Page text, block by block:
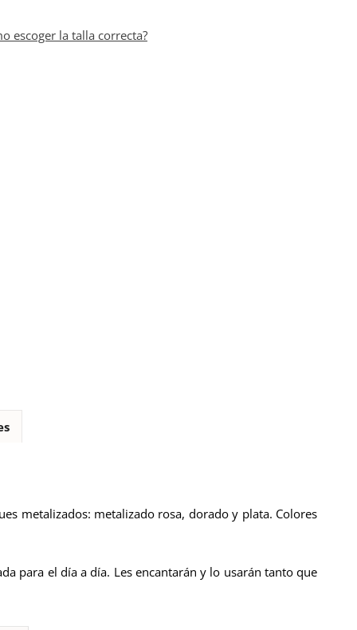
escoger la talla correcta?
metalizados: metalizado rosa, dorado y plata. Colores
para el día a día. Les encantarán y lo usarán tanto que